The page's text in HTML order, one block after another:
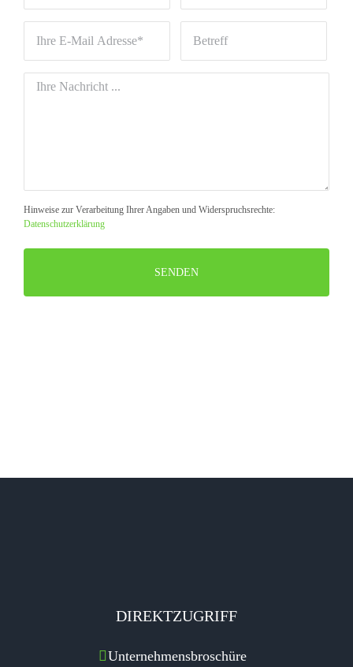
Hinweise zur Verarbeitung Ihrer Angaben und Widerspruchsrechte:
Datenschutzerklärung
dieses
DIREKTZUGRIFF
Unternehmensbroschüre